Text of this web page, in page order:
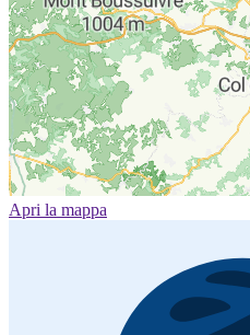
Apri la mappa